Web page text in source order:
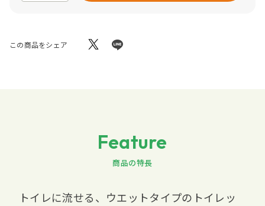
この商品をシェア
Feature
商品の特長
トイレに流せる、ウエットタイプのトイレッ